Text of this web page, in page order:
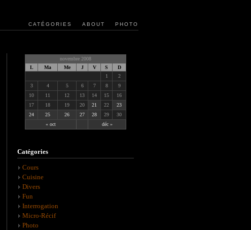
CATÉGORIES ABOUT PHOTO
novembre 2008
L
Ma Me J V S D
« oct déc »
1
2
3
4 5 6 7 8
9
10
11 12 13 14 15
16
17
18 19 20 21 22
23
24
25 26 27 28 29 30
Catégories
Cours
Cuisine
Divers
Fun
Interrogation
Micro-Récif
Photo